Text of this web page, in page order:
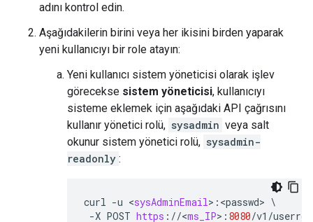
adını kontrol edin.
Aşağıdakilerin birini veya her ikisini birden yaparak
yeni kullanıcıyı bir role atayın:
Yeni kullanıcı sistem yöneticisi olarak işlev
görecekse sistem yöneticisi, kullanıcıyı
sisteme eklemek için aşağıdaki API çağrısını
kullanır yönetici rolü, sysadmin veya salt
okunur sistem yönetici rolü, sysadmin-
readonly :
curl -u <sysAdminEmail> : <passwd> \
-X POST https : //<ms_IP> : 8080/v1 /